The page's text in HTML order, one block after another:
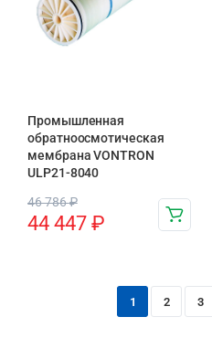
Промышленная
обратноосмотическая
мембрана VONTRON
ULP21-8040
46 786₽
44 447 ₽
1 2 3